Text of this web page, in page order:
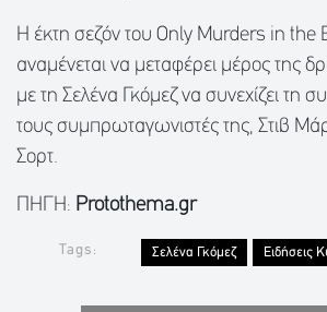
Η έκτη σεζόν του Only Murders in the
αναμένεται να μεταφέρει μέρος της
με τη Σελένα Γκόμεζ να συνεχίζει τη
τους συμπρωταγωνιστές της, Στιβ
Σορτ.
ΠΗΓΗ: Protothema.gr
Tags: Σελένα Γκόμεζ Ειδήσεις